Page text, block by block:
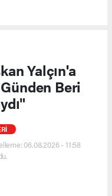
Yalçın'a
Beri
06.08.2026 - 11:58